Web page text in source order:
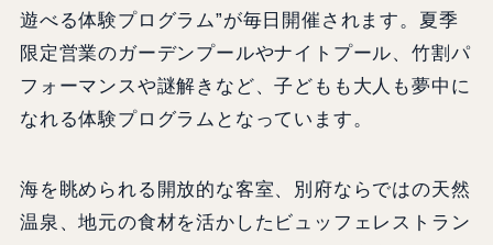
遊べる体験プログラム”が毎日開催されます。夏季
限定営業のガーデンプールやナイトプール、竹割パ
フォーマンスや謎解きなど、子どもも大人も夢中に
なれる体験プログラムとなっています。
海を眺められる開放的な客室、別府ならではの天然
温泉、地元の食材を活かしたビュッフェレストラン